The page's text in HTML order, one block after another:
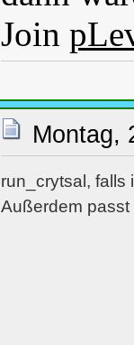
Join
Montag,
run_crytsal, falls
Außerdem